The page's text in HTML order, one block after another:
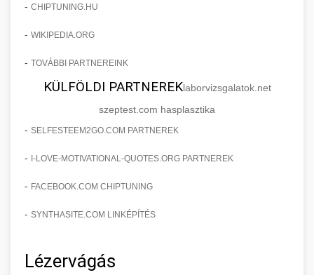
- CHIPTUNING.HU
- WIKIPEDIA.ORG
- TOVÁBBI PARTNEREINK
KÜLFÖLDI PARTNEREKlaborvizsgalatok.net
szeptest.com hasplasztika
- SELFESTEEM2GO.COM PARTNEREK
- I-LOVE-MOTIVATIONAL-QUOTES.ORG PARTNEREK
- FACEBOOK.COM CHIPTUNING
- SYNTHASITE.COM LINKÉPÍTÉS
Lézervágás